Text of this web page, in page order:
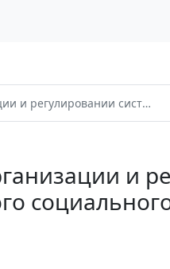
обязательного социального страхования
и